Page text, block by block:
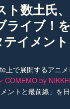
ト数土氏
ライブ！
イメント
上で展開するアニ
COMEMO by NIKKEI
ントと最前線」を